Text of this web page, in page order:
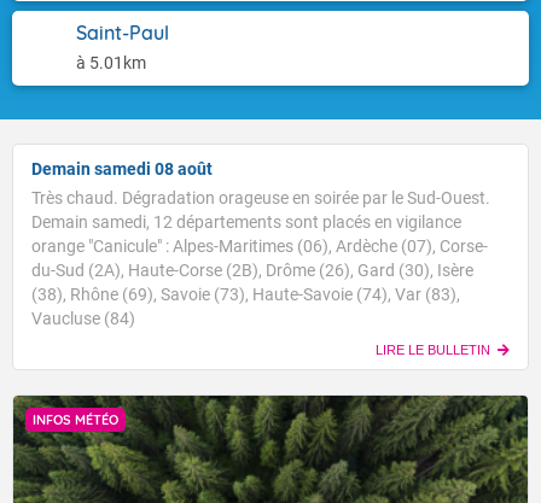
Saint-Paul
à 5.01km
Demain samedi 08 août
Très chaud. Dégradation orageuse en soirée par le Sud-Ouest.
Demain samedi, 12 départements sont placés en vigilance
orange "Canicule" : Alpes-Maritimes (06), Ardèche (07), Corse-
du-Sud (2A), Haute-Corse (2B), Drôme (26), Gard (30), Isère
(38), Rhône (69), Savoie (73), Haute-Savoie (74), Var (83),
Vaucluse (84)
LIRE LE BULLETIN
INFOS MÉTÉO